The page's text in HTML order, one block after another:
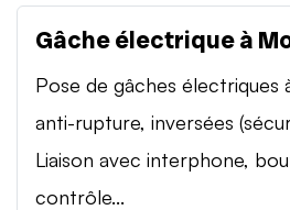
Gâche électrique à
Pose de gâches électriques
anti-rupture, inversées
Liaison avec interphone,
contrôle...